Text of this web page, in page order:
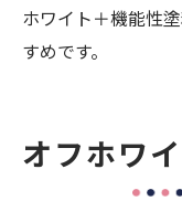
ホワイト＋機能性
すめです。
オフホワ